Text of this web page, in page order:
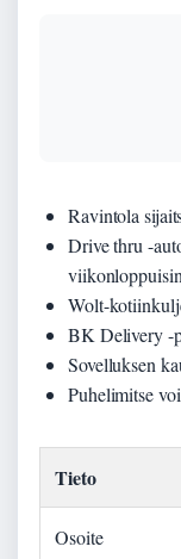
Ravintola
Drive thru -
Wolt-
BK Delivery -
Sovelluksen
Puhelimitse
Tieto
Osoite